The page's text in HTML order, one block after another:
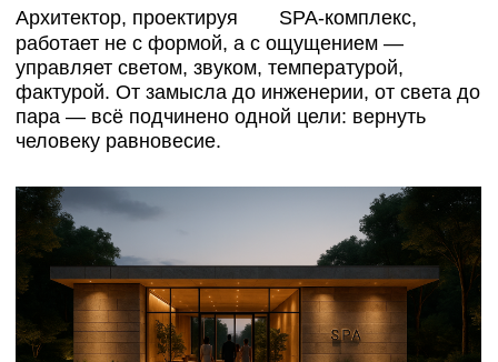
SPA-КОМПЛЕКСЫ:
АРХИТЕКТУРА КОМФОРТА И
РИТМА